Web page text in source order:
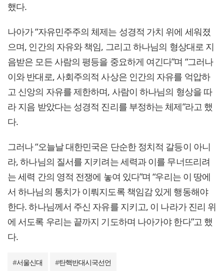
했다.
나아가 “자유민주주의 체제는 성경적 가치 위에 세워졌
으며, 인간의 자유와 책임, 그리고 하나님의 형상대로 지
음받은 모든 사람의 평등을 중요하게 여긴다”며 “그러나
이와 반대로, 사회주의적 사상은 인간의 자유를 억압하
고 신앙의 자유를 제한하며, 사람이 하나님의 형상을 따
라 지음 받았다는 성경적 진리를 부정하는 체제”라고 했
다.
그러나 “오늘날 대한민국은 단순한 정치적 갈등이 아니
라, 하나님의 질서를 지키려는 세력과 이를 무너뜨리려
는 세력 간의 영적 전쟁에 놓여 있다”며 “우리는 이 땅에
서 하나님의 통치가 이뤄지도록 책임감 있게 행동해야
한다. 하나님께서 주신 자유를 지키고, 이 나라가 진리 위
에 서도록 우리는 끝까지 기도하며 나아가야 한다”고 했
다.
#서울신대 #탄핵반대시국선언